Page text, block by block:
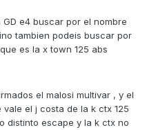
e4 buscar por el nombre
tambien podeis buscar por
es la x town 125 abs
el malosi multivar , y el
el j costa de la k ctx 125
distinto escape y la k ctx no